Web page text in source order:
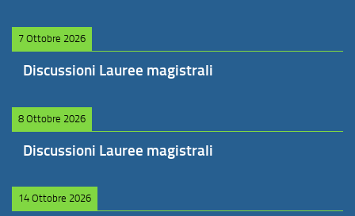
7 Ottobre 2026
Discussioni Lauree magistrali
8 Ottobre 2026
Discussioni Lauree magistrali
14 Ottobre 2026